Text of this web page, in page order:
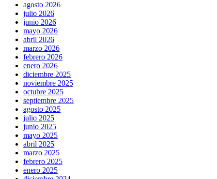
agosto 2026
julio 2026
junio 2026
mayo 2026
abril 2026
marzo 2026
febrero 2026
enero 2026
diciembre 2025
noviembre 2025
octubre 2025
septiembre 2025
agosto 2025
julio 2025
junio 2025
mayo 2025
abril 2025
marzo 2025
febrero 2025
enero 2025